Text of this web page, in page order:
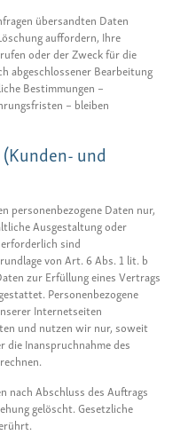
übersandten Daten
auffordern, Ihre
oder der Zweck für die
abgeschlossener Bearbeitung
Bestimmungen –
– bleiben
und
personenbezogene Daten nur,
Ausgestaltung oder
sind
von Art. 6 Abs. 1 lit. b
zur Erfüllung eines Vertrags
Personenbezogene
Internetseiten
und nutzen wir nur, soweit
Inanspruchnahme des
nach Abschluss des Auftrags
gelöscht. Gesetzliche